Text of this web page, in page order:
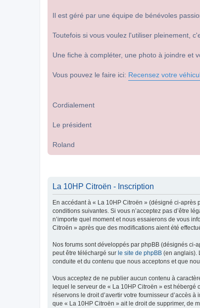
Il est géré par une équipe de bénévoles
Toutefois si vous voulez l'utiliser pleinement,
Une fiche à compléter, une photo à joindre et
Vous pouvez le faire ici: Recensez votre
Cordialement
Le président
Roland
La 10HP Citroën - Inscription
En accédant à « La 10HP Citroën » (désigné ci-après
conditions suivantes. Si vous n’acceptez pas d’être
n’importe quel moment et nous essaierons de vous
Citroën » après que des modifications aient été
Nos forums sont développés par phpBB (désignés
peut être téléchargé sur le site de phpBB (en anglais).
conduite et du contenu que nous acceptons et que
Vous acceptez de ne publier aucun contenu à
lequel le serveur de « La 10HP Citroën » est
réservons le droit d’avertir votre fournisseur d’accès
que « La 10HP Citroën » ait le droit de supprimer, de